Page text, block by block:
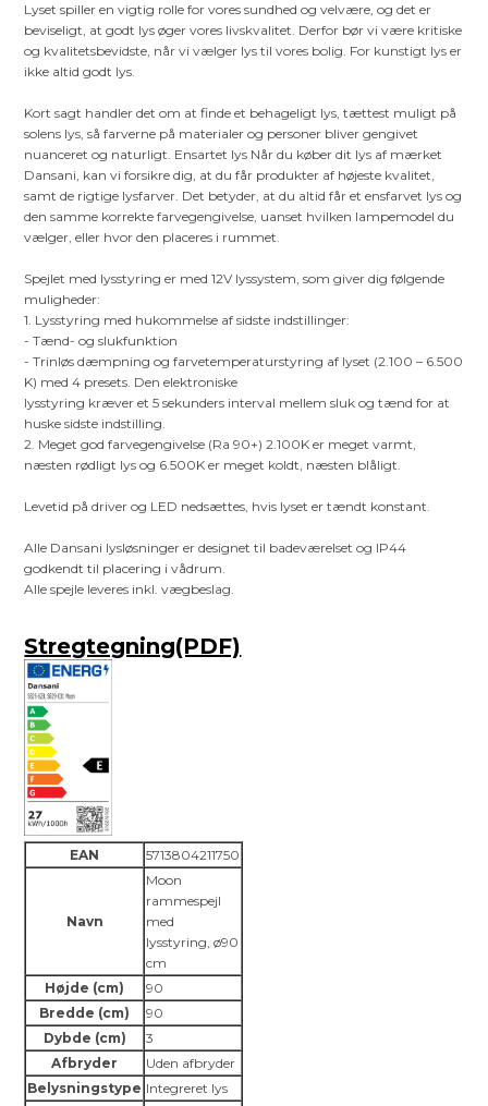
Lyset spiller en vigtig rolle for vores sundhed og velvære, og det er
beviseligt, at godt lys øger vores livskvalitet. Derfor bør vi være kritiske
og kvalitetsbevidste, når vi vælger lys til vores bolig. For kunstigt lys er
ikke altid godt lys.
Kort sagt handler det om at finde et behageligt lys, tættest muligt på
solens lys, så farverne på materialer og personer bliver gengivet
nuanceret og naturligt. Ensartet lys Når du køber dit lys af mærket
Dansani, kan vi forsikre dig, at du får produkter af højeste kvalitet,
samt de rigtige lysfarver. Det betyder, at du altid får et ensfarvet lys og
den samme korrekte farvegengivelse, uanset hvilken lampemodel du
vælger, eller hvor den placeres i rummet.
Spejlet med lysstyring er med 12V lyssystem, som giver dig følgende
muligheder:
1. Lysstyring med hukommelse af sidste indstillinger:
- Tænd- og slukfunktion
- Trinløs dæmpning og farvetemperaturstyring af lyset (2.100 – 6.500
K) med 4 presets. Den elektroniske
lysstyring kræver et 5 sekunders interval mellem sluk og tænd for at
huske sidste indstilling.
2. Meget god farvegengivelse (Ra 90+) 2.100K er meget varmt,
næsten rødligt lys og 6.500K er meget koldt, næsten blåligt.
Levetid på driver og LED nedsættes, hvis lyset er tændt konstant.
Alle Dansani lysløsninger er designet til badeværelset og IP44
godkendt til placering i vådrum.
Alle spejle leveres inkl. vægbeslag.
Stregtegning(PDF)
EAN 5713804211750
Navn
Moon
rammespejl
med
lysstyring, ø90
cm
Højde (cm)
90
Bredde (cm)
90
Dybde (cm)
3
Afbryder
Uden afbryder
Belysningstype Integreret lys